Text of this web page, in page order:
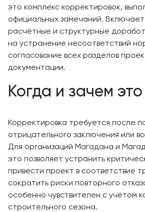
это комплекс корректировок,
официальных замечаний.
расчётные и структурные
на устранение несоответствий
согласование всех разделов
документации.
Когда и зачем
Корректировка требуется после
отрицательного заключения или
Для организаций Магадана и
это позволяет устранить
привести проект в соответствие
сократить риски повторного
особенно чувствителен с учётом
строительного сезона.